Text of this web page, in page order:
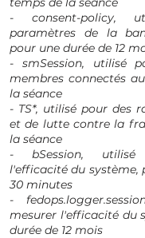
- consent-policy,
paramètres de la
pour une durée de 12
- smSession, utilisé
membres connectés
la séance
- TS*, utilisé pour des
et de lutte contre la
la séance
- bSession,
l'efficacité du système,
30 minutes
-
mesurer l'efficacité du
durée de 12 mois